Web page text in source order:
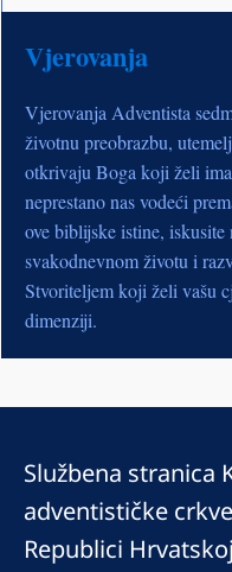
Vjerovanja
Vjerovanja Adventista
životnu preobrazbu,
otkrivaju Boga koji želi
neprestano nas vodeći
ove biblijske istine, iskusite
svakodnevnom životu i
Stvoriteljem koji želi vašu
dimenziji.
Službena stranica
adventističke
Republici Hrvatskoj